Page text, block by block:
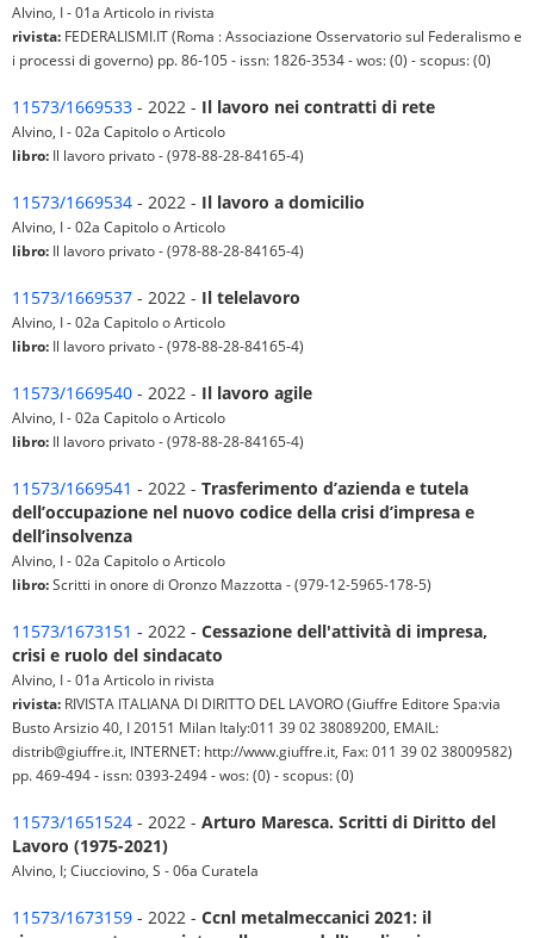
Alvino, I - 01a Articolo in rivista
rivista: FEDERALISMI.IT (Roma : Associazione Osservatorio sul Federalismo e
i processi di governo) pp. 86-105 - issn: 1826-3534 - wos: (0) - scopus: (0)
11573/1669533 - 2022 - Il lavoro nei contratti di rete
Alvino, I - 02a Capitolo o Articolo
libro: Il lavoro privato - (978-88-28-84165-4)
11573/1669534 - 2022 - Il lavoro a domicilio
Alvino, I - 02a Capitolo o Articolo
libro: Il lavoro privato - (978-88-28-84165-4)
11573/1669537 - 2022 - Il telelavoro
Alvino, I - 02a Capitolo o Articolo
libro: Il lavoro privato - (978-88-28-84165-4)
11573/1669540 - 2022 - Il lavoro agile
Alvino, I - 02a Capitolo o Articolo
libro: Il lavoro privato - (978-88-28-84165-4)
11573/1669541 - 2022 - Trasferimento d’azienda e tutela
dell’occupazione nel nuovo codice della crisi d’impresa e
dell’insolvenza
Alvino, I - 02a Capitolo o Articolo
libro:Scritti in onore di Oronzo Mazzotta - (979-12-5965-178-5)
11573/1673151 - 2022 - Cessazione dell'attività di impresa,
crisi e ruolo del sindacato
Alvino, I - 01a Articolo in rivista
rivista: RIVISTA ITALIANA DI DIRITTO DEL LAVORO (Giuffre Editore Spa:via
Busto Arsizio 40, I 20151 Milan Italy:011 39 02 38089200, EMAIL:
distrib@giuffre.it, INTERNET: http://www.giuffre.it, Fax: 011 39 02 38009582)
pp. 469-494 - issn: 0393-2494 - wos: (0) - scopus: (0)
11573/1651524 - 2022 - Arturo Maresca. Scritti di Diritto del
Lavoro (1975-2021)
Alvino, I; Ciucciovino, S - 06a Curatela
11573/1673159 - 2022 - Ccnl metalmeccanici 2021: il